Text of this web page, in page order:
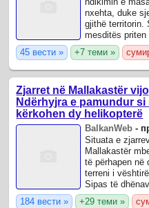
nxehta, duke
gjithë territorin.
mesditës
pa ndikim të ...
45 вести » +7 теми »
Zjarret në Mallakastër
Ndërhyjra e pamundur
kërkohen dy helikopterë
BalkanWeb -
Situata e
Mallakastër
të përhapen në
terreni i
Sipas të
problematike
184 вести » +29 теми »